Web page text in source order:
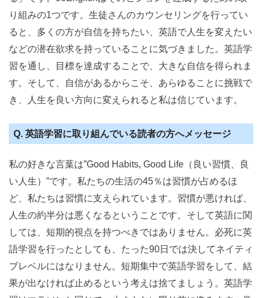
り組みの1つです。生徒さんのカウンセリングを行ってい
ると、多くの方が自信を持ちたい、英語で人生を変えたい
などの潜在欲求を持っていることに気づきました。英語学
習を通し、目標を達成することで、大きな自信を得られま
す。そして、自信があるからこそ、あらゆることに挑戦で
き、人生を良い方向に変えられると私は信じています。
Q. 英語学習に取り組んでいる読者の方へメッセージ
私の好きな言葉は”Good Habits, Good Life（良い習慣、良
い人生）”です。私たちの生活の45％は習慣が占めるほ
ど、私たちは習慣に支えられています。習慣が悪ければ、
人生の約半分は悪くなるということです。そして英語に関
しては、短期的視点を持つべきではありません。必死に英
語学習を行ったとしても、たった90日では決してネイティ
ブレベルにはなりません。短期集中で英語学習をして、結
果が出なければ止めるという考えは捨てましょう。英語学